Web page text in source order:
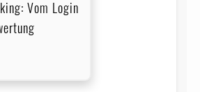
Vom Login